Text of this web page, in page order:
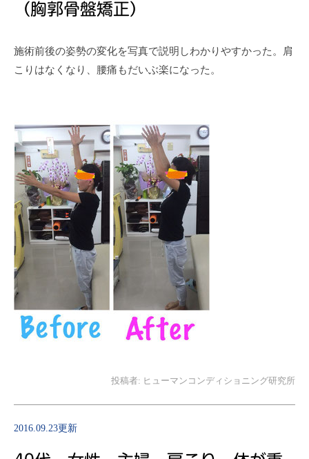
（胸郭骨盤矯正）
施術前後の姿勢の変化を写真で説明しわかりやすかった。肩
こりはなくなり、腰痛もだいぶ楽になった。
投稿者: ヒューマンコンディショニング研究所
2016.09.23更新